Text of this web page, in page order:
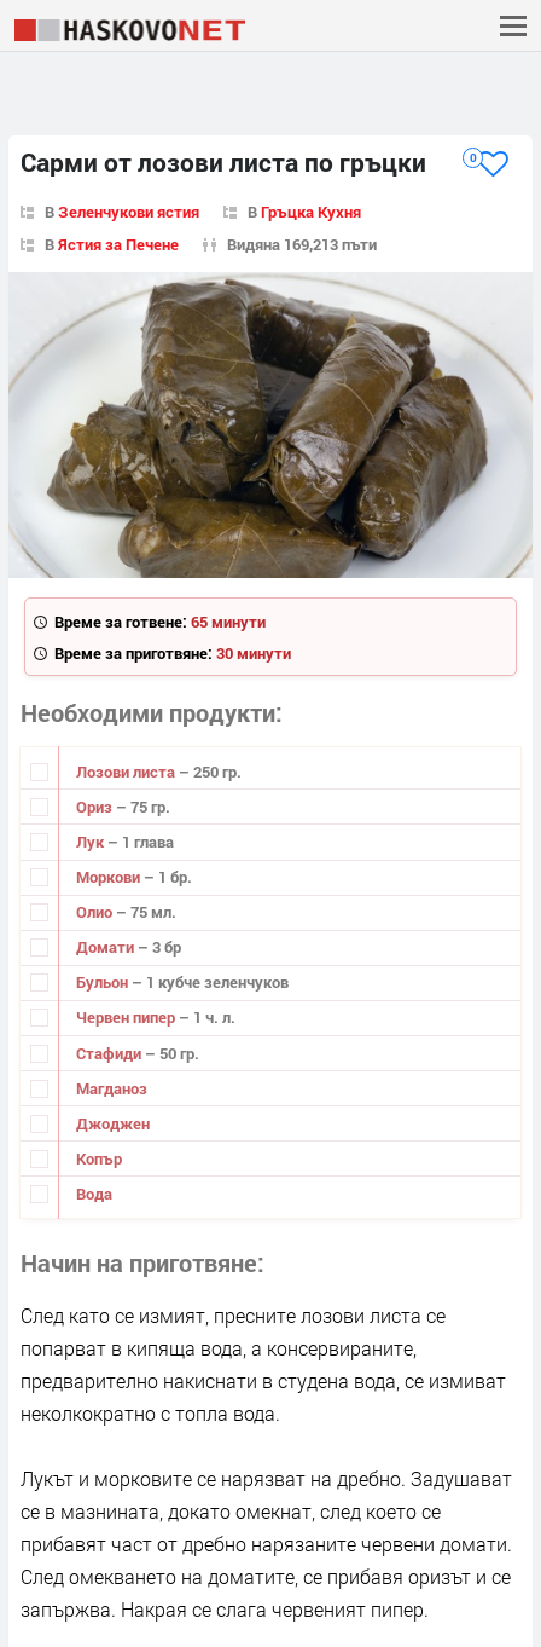
Сaрми от лозови листа по гръцки 0
ВЗеленчукови ястия ВГръцка Кухня
ВЯстия за Печене Видяна 169,213 пъти
Време за готвене: 65 минути
Време за приготвяне: 30 минути
Необходими продукти
Лозови листа – 250 гр.
Ориз – 75 гр.
Лук – 1 глава
Моркови – 1 бр.
Олио – 75 мл.
Домати – 3 бр
Бульон – 1 кубче зеленчуков
Червен пипер – 1 ч. л.
Стафиди – 50 гр.
Магданоз
Джоджен
Копър
Вода
Начин на приготвяне
След като се измият, пресните лозови листа се
попарват в кипяща вода, а консервираните,
предварително накиснати в студена вода, се измиват
неколкократно с топла вода.
Лукът и морковите се нарязват на дребно. Задушават
се в мазнината, докато омекнат, след което се
прибавят част от дребно нарязаните червени домати.
След омекването на доматите, се прибавя оризът и се
запържва. Накрая се слага червеният пипер.